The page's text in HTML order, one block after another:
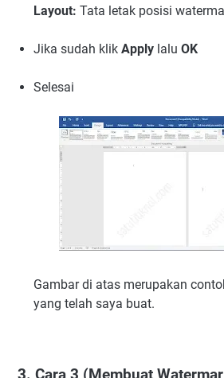
Layout: Tata letak posisi
Jika sudah klik Apply lalu OK
Selesai
Gambar di atas merupakan
yang telah saya buat.
3. Cara 3 (Membuat